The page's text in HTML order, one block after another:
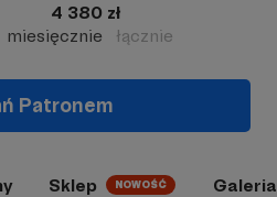
4 380 zł
miesięcznie
łącznie
Patronem
Sklep NOWOŚĆ Galeria